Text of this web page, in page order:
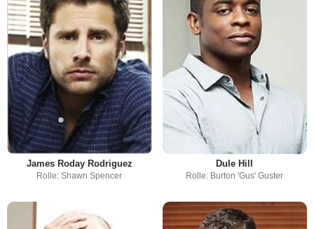
James Roday Rodriguez
Rolle: Shawn Spencer
Dule Hill
Rolle: Burton 'Gus' Guster